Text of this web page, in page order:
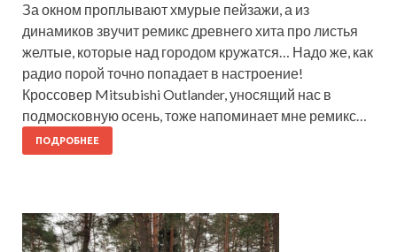
За окном проплывают хмурые пейзажи, а из
динамиков звучит ремикс древнего хита про листья
желтые, которые над городом кружатся… Надо же, как
радио порой точно попадает в настроение!
Кроссовер Mitsubishi Outlander, уносящий нас в
подмосковную осень, тоже напоминает мне ремикс…
ПОДРОБНЕЕ